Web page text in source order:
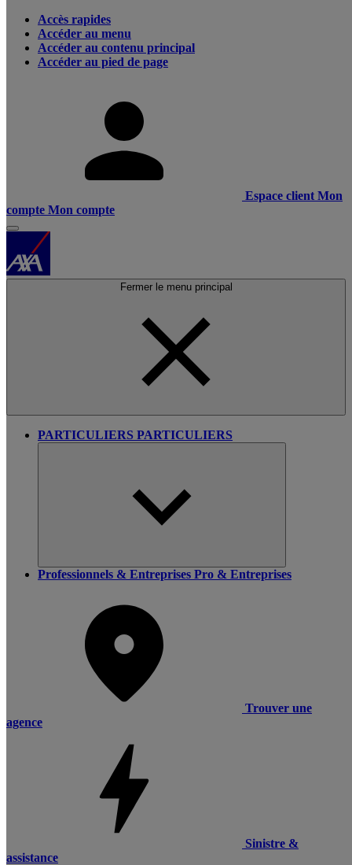
Accès rapides
Accéder au menu
Accéder au contenu principal
Accéder au pied de page
Espace client Mon
compte Mon compte
Fermer le menu principal
PARTICULIERS PARTICULIERS
Professionnels & Entreprises Pro & Entreprises
Trouver une
agence
Sinistre &
assistance